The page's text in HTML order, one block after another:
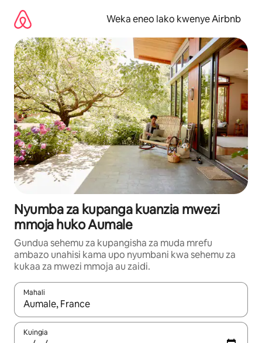
kwenda
kwenye
maudhui
Weka eneo lako kwenye Airbnb
Nyumba za kupanga kuanzia mwezi
mmoja huko Aumale
Gundua sehemu za kupangisha za muda mrefu
ambazo unahisi kama upo nyumbani kwa sehemu za
kukaa za mwezi mmoja au zaidi.
Mahali
Wakati matokeo yanapatikana, vinjari kwa kutumia vitufe vya
Kuingia